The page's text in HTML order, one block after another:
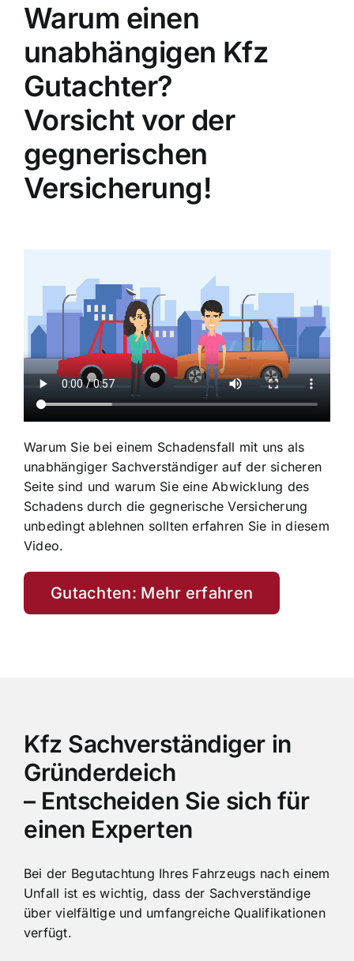
Warum einen
unabhängigen Kfz
Gutachter?
Vorsicht vor der
gegnerischen
Versicherung!
Warum Sie bei einem Schadensfall mit uns als
unabhängiger Sachverständiger auf der sicheren
Seite sind und warum Sie eine Abwicklung des
Schadens durch die gegnerische Versicherung
unbedingt ablehnen sollten erfahren Sie in diesem
Video.
Gutachten: Mehr erfahren
Kfz Sachverständiger in
Gründerdeich
– Entscheiden Sie sich für
einen Experten
Bei der Begutachtung Ihres Fahrzeugs nach einem
Unfall ist es wichtig, dass der Sachverständige
über vielfältige und umfangreiche Qualifikationen
verfügt.